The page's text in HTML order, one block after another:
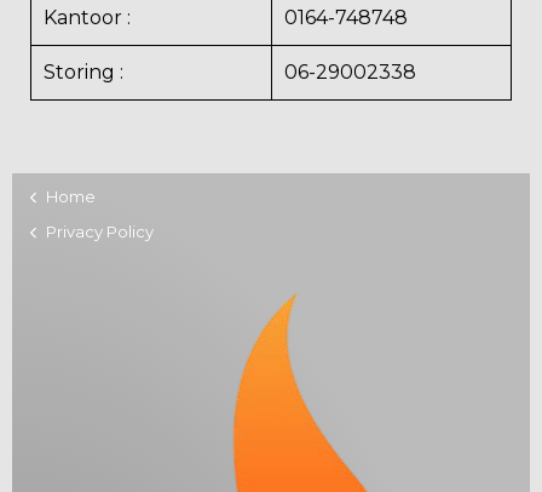
Kantoor : 0164-748748
Storing : 06-29002338
Home
Privacy Policy